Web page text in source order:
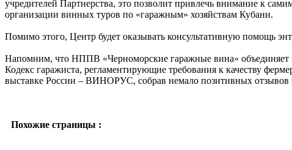
учредителей Партнерства, это позволит привлечь внимание к
организации винных туров по «гаражным» хозяйствам Кубани.
Помимо этого, Центр будет оказывать консультативную помощь
Напомним, что НППВ «Черноморские гаражные вина» объединяет
Кодекс гаражиста, регламентирующие требования к качеству
выставке России – ВИНОРУС, собрав немало позитивных отзывов
Похожие страницы :